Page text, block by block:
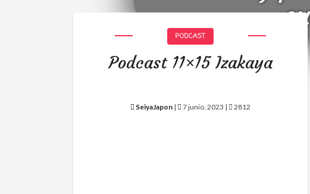
PODCAST
Podcast 11×15 Izakaya
SeiyaJapon | 7 junio, 2023 | 2812